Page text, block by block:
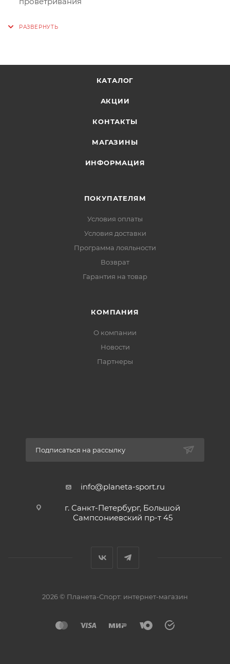
транспортировка вручную, усиленная
смещение и повреждение при перевозке
острых элементов лыж при транспортировке
КАТАЛОГ
АКЦИИ
КОНТАКТЫ
МАГАЗИНЫ
ИНФОРМАЦИЯ
ПОКУПАТЕЛЯМ
Условия оплаты
Условия доставки
Программа лояльности
Возврат
Гарантия на товар
КОМПАНИЯ
О компании
Новости
Партнеры
Подписаться на рассылку
info@planeta-sport.ru
г. Санкт-Петербург, Большой
Сампсониевский пр-т 45
2026 © Планета-Спорт: интернет-магазин